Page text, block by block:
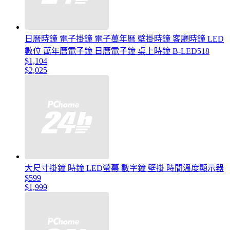
日曆時鐘 電子掛鐘 電子萬年曆 壁掛時鐘 客廳時鐘 LED
數位 萬年曆電子鐘 日曆電子鐘 桌上時鐘 B-LED518
$1,104
$2,025
大尺寸掛鐘 時鐘 LED螢幕 數字鐘 壁掛 時間溫度顯示器
$599
$1,999